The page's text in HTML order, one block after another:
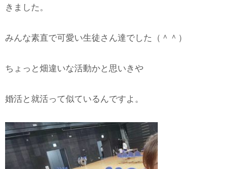
きました。
みんな素直で可愛い生徒さん達でした（＾＾）
ちょっと畑違いな活動かと思いきや
婚活と就活って似ているんですよ。